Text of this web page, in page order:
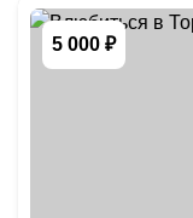
5 000 ₽